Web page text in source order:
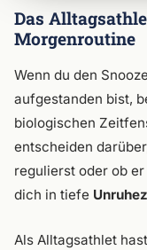
Das
Morgenroutine
Wenn du den
aufgestanden bist,
biologischen
entscheiden
regulierst oder ob
dich in tiefe
Als Alltagsathlet